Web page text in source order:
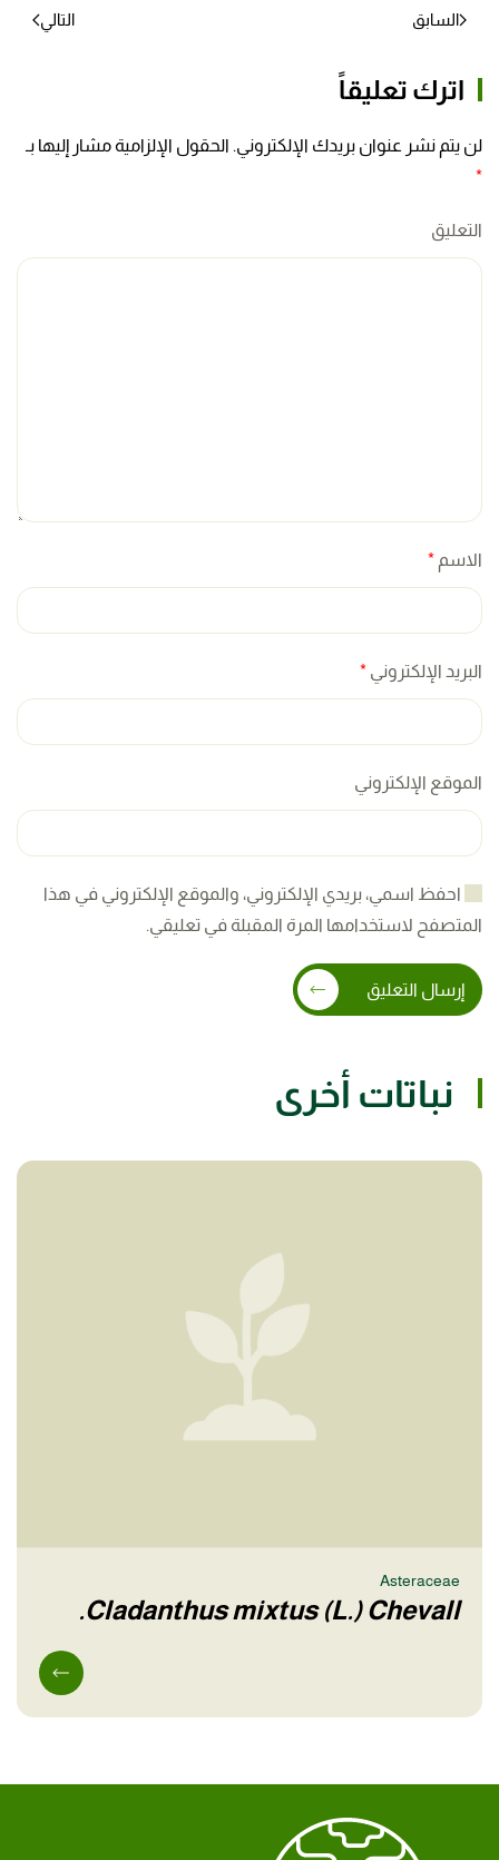
السابق التالي
اترك تعليقاً
لن يتم نشر عنوان بريدك الإلكتروني. الحقول الإلزامية مشار إليها بـ
*
التعليق
الاسم *
البريد الإلكتروني *
الموقع الإلكتروني
احفظ اسمي، بريدي الإلكتروني، والموقع الإلكتروني في هذا
المتصفح لاستخدامها المرة المقبلة في تعليقي.
إرسال التعليق
نباتات أخرى
Asteraceae
Cladanthus mixtus (L.) Chevall.